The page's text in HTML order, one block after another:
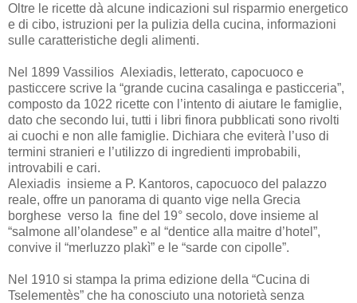
Oltre le ricette dà alcune indicazioni sul risparmio energetico
e di cibo, istruzioni per la pulizia della cucina, informazioni
sulle caratteristiche degli alimenti.
Nel 1899 Vassilios Alexiadis, letterato, capocuoco e
pasticcere scrive la “grande cucina casalinga e pasticceria”,
composto da 1022 ricette con l’intento di aiutare le famiglie,
dato che secondo lui, tutti i libri finora pubblicati sono rivolti
ai cuochi e non alle famiglie. Dichiara che eviterà l’uso di
termini stranieri e l’utilizzo di ingredienti improbabili,
introvabili e cari.
Alexiadis insieme a P. Kantoros, capocuoco del palazzo
reale, offre un panorama di quanto vige nella Grecia
borghese verso la fine del 19° secolo, dove insieme al
“salmone all’olandese” e al “dentice alla maitre d’hotel”,
convive il “merluzzo plakì” e le “sarde con cipolle”.
Nel 1910 si stampa la prima edizione della “Cucina di
Tselementès” che ha conosciuto una notorietà senza